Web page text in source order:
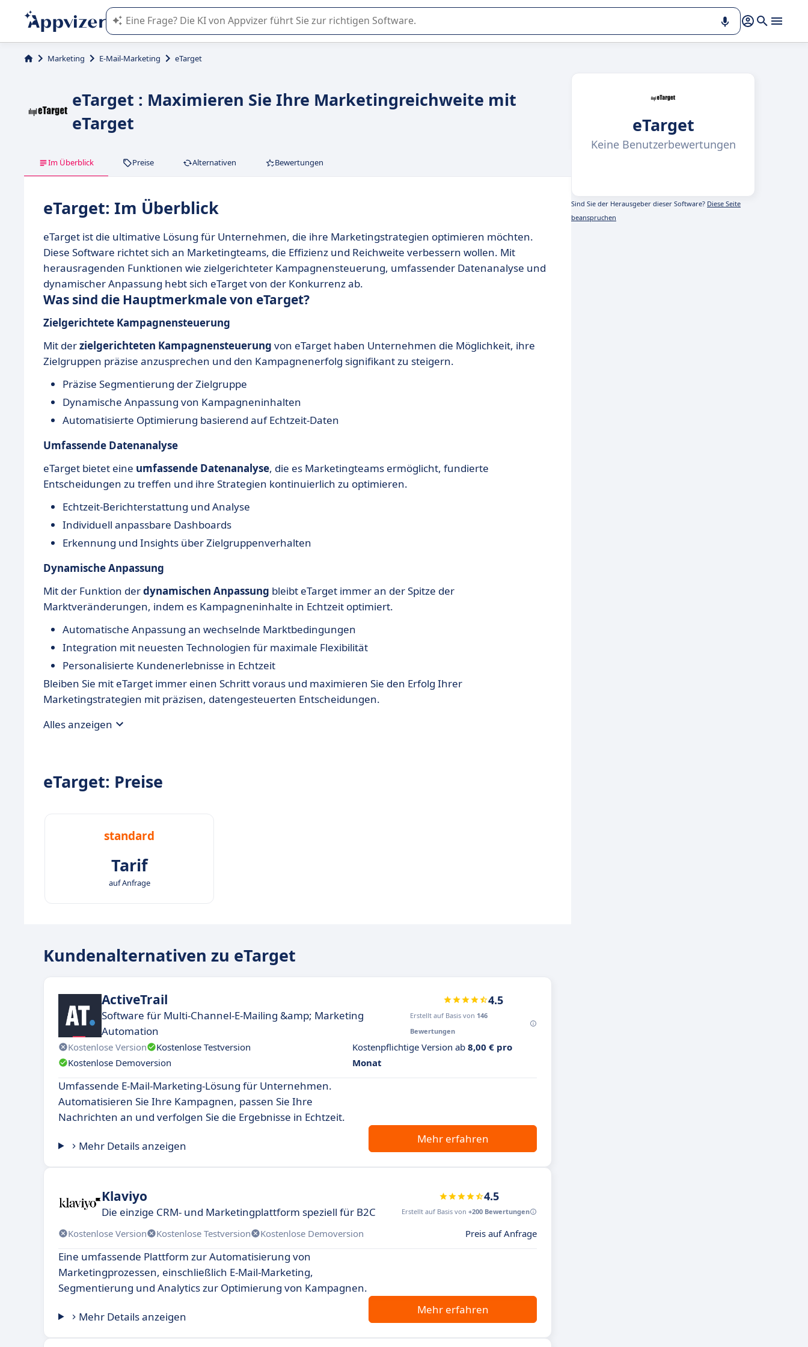
Die KI von Appvizer führt Sie bei der Nutzung oder Auswahl von SaaS-Software in Unternehmen.
Marketing E-Mail-Marketing eTarget
eTarget : Maximieren Sie Ihre Marketingreichweite mit
eTarget
Im Überblick Preise Alternativen Bewertungen
eTarget: Im Überblick
eTarget ist die ultimative Lösung für Unternehmen, die ihre Marketingstrategien optimieren möchten.
Diese Software richtet sich an Marketingteams, die Effizienz und Reichweite verbessern wollen. Mit
herausragenden Funktionen wie zielgerichteter Kampagnensteuerung, umfassender Datenanalyse und
dynamischer Anpassung hebt sich eTarget von der Konkurrenz ab.
Was sind die Hauptmerkmale von eTarget?
Zielgerichtete Kampagnensteuerung
Mit derzielgerichteten Kampagnensteuerung von eTarget haben Unternehmen die Möglichkeit, ihre
Zielgruppen präzise anzusprechen und den Kampagnenerfolg signifikant zu steigern.
Präzise Segmentierung der Zielgruppe
Dynamische Anpassung von Kampagneninhalten
Automatisierte Optimierung basierend auf Echtzeit-Daten
Umfassende Datenanalyse
eTarget bietet eine umfassende Datenanalyse, die es Marketingteams ermöglicht, fundierte
Entscheidungen zu treffen und ihre Strategien kontinuierlich zu optimieren.
Echtzeit-Berichterstattung und Analyse
Individuell anpassbare Dashboards
Erkennung und Insights über Zielgruppenverhalten
Dynamische Anpassung
Mit der Funktion derdynamischen Anpassung bleibt eTarget immer an der Spitze der
Marktveränderungen, indem es Kampagneninhalte in Echtzeit optimiert.
Automatische Anpassung an wechselnde Marktbedingungen
Integration mit neuesten Technologien für maximale Flexibilität
Personalisierte Kundenerlebnisse in Echtzeit
Bleiben Sie mit eTarget immer einen Schritt voraus und maximieren Sie den Erfolg Ihrer
Marketingstrategien mit präzisen, datengesteuerten Entscheidungen.
Alles anzeigen
eTarget: Preise
standard
Tarif
auf Anfrage
Kundenalternativen zu eTarget
ActiveTrail
Software für Multi-Channel-E-Mailing &amp; Marketing
Automation
4.5
Erstellt auf Basis von 146
Bewertungen
Kostenlose Version
Kostenlose Testversion
Kostenlose Demoversion
Kostenpflichtige Version ab 8,00 € pro
Monat
Umfassende E-Mail-Marketing-Lösung für Unternehmen.
Automatisieren Sie Ihre Kampagnen, passen Sie Ihre
Nachrichten an und verfolgen Sie die Ergebnisse in Echtzeit.
Mehr Details anzeigen
Mehr erfahren
Klaviyo
Die einzige CRM- und Marketingplattform speziell für B2C
4.5
Erstellt auf Basis von +200 Bewertungen
Kostenlose Version Kostenlose Testversion Kostenlose Demoversion Preis auf Anfrage
Eine umfassende Plattform zur Automatisierung von
Marketingprozessen, einschließlich E-Mail-Marketing,
Segmentierung und Analytics zur Optimierung von Kampagnen.
Mehr Details anzeigen
Mehr erfahren
eTarget
Keine Benutzerbewertungen
Sind Sie der Herausgeber dieser Software? Diese Seite
beanspruchen